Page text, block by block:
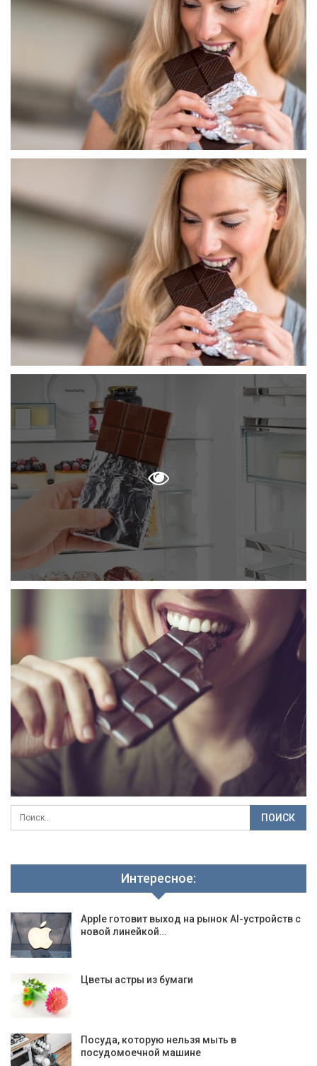
Интересное:
Apple готовит выход на рынок AI-устройств с
новой линейкой…
Цветы астры из бумаги
Посуда, которую нельзя мыть в
посудомоечной машине